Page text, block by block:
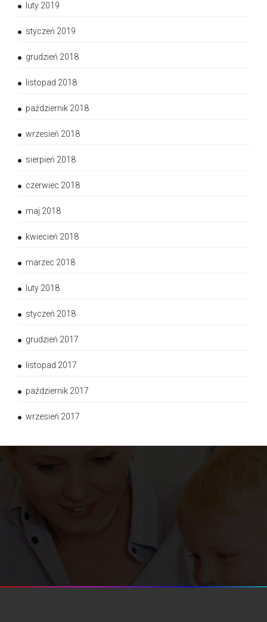
luty 2019
styczeń 2019
grudzień 2018
listopad 2018
październik 2018
wrzesień 2018
sierpień 2018
czerwiec 2018
maj 2018
kwiecień 2018
marzec 2018
luty 2018
styczeń 2018
grudzień 2017
listopad 2017
październik 2017
wrzesień 2017